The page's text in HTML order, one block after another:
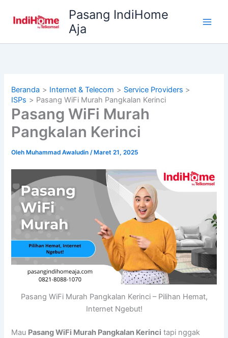
Pasang IndiHome
Aja
Beranda Internet & Telecom
Service Providers
ISPs
Pasang WiFi Murah Pangkalan Kerinci
Pasang WiFi Murah
Pangkalan Kerinci
Oleh Muhammad Awaludin/ Maret 21, 2025
Pasang WiFi Murah Pangkalan Kerinci – Pilihan Hemat,
Internet Ngebut!
Mau Pasang WiFi Murah Pangkalan Kerinci tapi nggak